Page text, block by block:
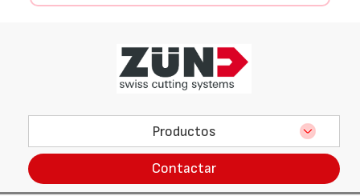
Productos
Contactar